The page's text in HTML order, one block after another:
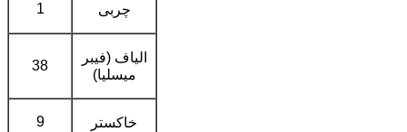
چربی 1
الياف (فيبر
ميسليا)
38
خاکستر 9